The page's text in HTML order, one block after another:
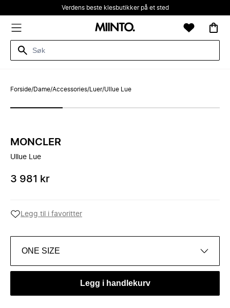
Verdens beste klesbutikker på et sted
Forside/Dame/Accessories/ Luer/Ullue Lue
MONCLER
Ullue Lue
3 981 kr
Legg til i favoritter
ONE SIZE
Legg i handlekurv